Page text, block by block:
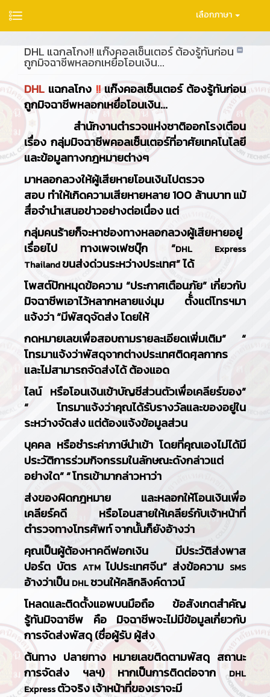
เลือกภาษา
DHL แฉกลโกง!! แก๊งคอลเซ็นเตอร์ ต้องรู้ทันก่อน
ถูกมิจฉาชีพหลอกเหยื่อโอนเงิน...
DHL แฉกลโกง !!แก๊งคอลเซ็นเตอร์ ต้องรู้ทันก่อน
ถูกมิจฉาชีพหลอกเหยื่อโอนเงิน...
สำนักงานตำรวจแห่งชาติออกโรงเตือน
เรื่อง กลุ่มมิจฉาชีพคอลเซ็นเตอร์ที่อาศัยเทคโนโลยี
และข้อมูลทางกฎหมายต่างๆ
มาหลอกลวงให้ผู้เสียหายโอนเงินไปตรวจ
สอบ ทำให้เกิดความเสียหายหลาย 100 ล้านบาท แม้
สื่อจำนำเสนอข่าวอย่างต่อเนื่อง แต่
กลุ่มคนร้ายก็จะหาช่องทางหลอกลวงผู้เสียหายอยู่
เรื่อยไป ทางเพจเฟซบุ๊ก “DHL Express
Thailandขนส่งด่วนระหว่างประเทศ” ได้
โพสต์ปักหมุดข้อความ “ประกาศเตือนภัย” เกี่ยวกับ
มิจฉาชีพเอาไว้หลากหลายแง่มุม ตั้่งแต่โทรฯมา
แจ้งว่า “มีพัสดุจัดส่ง โดยให้
กดหมายเลขเพื่อสอบถามรายละเอียดเพิ่มเติม” “
โทรมาแจ้งว่าพัสดุจากต่างประเทศติดศุลกากร
และไม่สามารถจัดส่งได้ ต้องแอด
ไลน์ หรือโอนเงินเข้าบัญชีส่วนตัวเพื่อเคลียร์ของ”
“
โทรมาแจ้งว่าคุณได้รับรางวัลและของอยู่ใน
ระหว่างจัดส่ง แต่ต้องแจ้งข้อมูลส่วน
บุคคล หรือชำระค่าภาษีนำเข้า โดยที่คุณเองไม่ได้มี
ประวัติการร่วมกิจกรรมในลักษณะดังกล่าวแต่
อย่างใด” “โทรเข้ามากล่าวหาว่า
ส่งของผิดกฎหมาย และหลอกให้โอนเงินเพื่อ
เคลียร์คดี หรือโอนสายให้เคลียร์กับเจ้าหน้าที่
ตำรวจทางโทรศัพท์ จากนั้นก็ยังอ้างว่า
คุณเป็นผู้ต้องหาคดีฟอกเงิน มีประวัติส่งพาส
ปอร์ต บัตร ATMไปประเทศจีน” ส่งข้อความ SMS
อ้างว่าเป็น DHLชวนให้คลิกลิงค์ดาวน์
โหลดและติดตั้งแอพบนมือถือ ข้อสังเกตสำคัญ
รู้ทันมิจฉาชีพ คือ มิจฉาชีพจะไม่มีข้อมูลเกี่ยวกับ
การจัดส่งพัสดุ (ชื่อผู้รับ ผู้ส่ง
ต้นทาง ปลายทาง หมายเลขติดตามพัสดุ สถานะ
การจัดส่ง ฯลฯ) หากเป็นการติดต่อจากDHL
Expressตัวจริง เจ้าหน้าที่ของเราจะมี